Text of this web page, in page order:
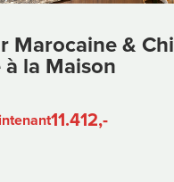
Marocaine &
à la Maison
11.412,-